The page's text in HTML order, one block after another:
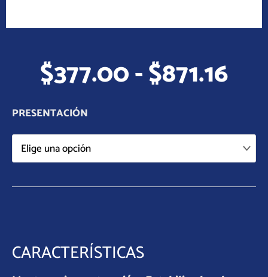
$377.00-$871.16de
PRESENTACIÓN
CARACTERÍSTICAS